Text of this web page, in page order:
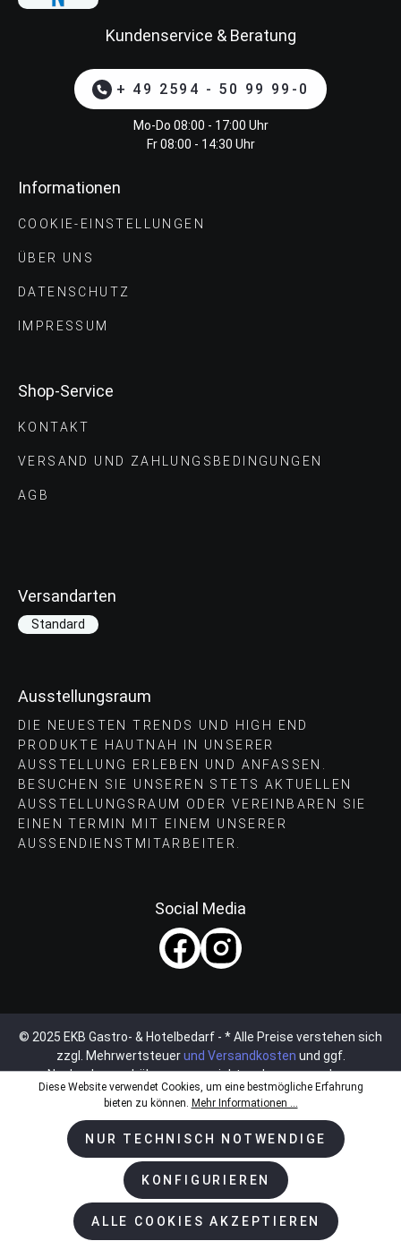
Kundenservice & Beratung
+ 49 2594 - 50 99 99-0
Mo-Do 08:00 - 17:00 Uhr
Fr 08:00 - 14:30 Uhr
Informationen
COOKIE-EINSTELLUNGEN
ÜBER UNS
DATENSCHUTZ
IMPRESSUM
Shop-Service
KONTAKT
VERSAND UND ZAHLUNGS­BEDINGUNGEN
AGB
Versandarten
Standard
Ausstellungsraum
DIE NEUESTEN TRENDS UND HIGH END
PRODUKTE HAUTNAH IN UNSERER
AUSSTELLUNG ERLEBEN UND ANFASSEN.
BESUCHEN SIE UNSEREN STETS AKTUELLEN
AUSSTELLUNGSRAUM ODER VEREINBAREN SIE
EINEN TERMIN MIT EINEM UNSERER
AUSSENDIENSTMITARBEITER.
Social Media
© 2025 EKB Gastro- & Hotelbedarf - * Alle Preise verstehen sich
zzgl. Mehrwertsteuerund Versandkosten und ggf.
Nachnahmegebühren, wenn nicht anders angegeben.
Diese Website verwendet Cookies, um eine bestmögliche Erfahrung
bieten zu können. Mehr Informationen ...
NUR TECHNISCH NOTWENDIGE
KONFIGURIEREN
ALLE COOKIES AKZEPTIEREN